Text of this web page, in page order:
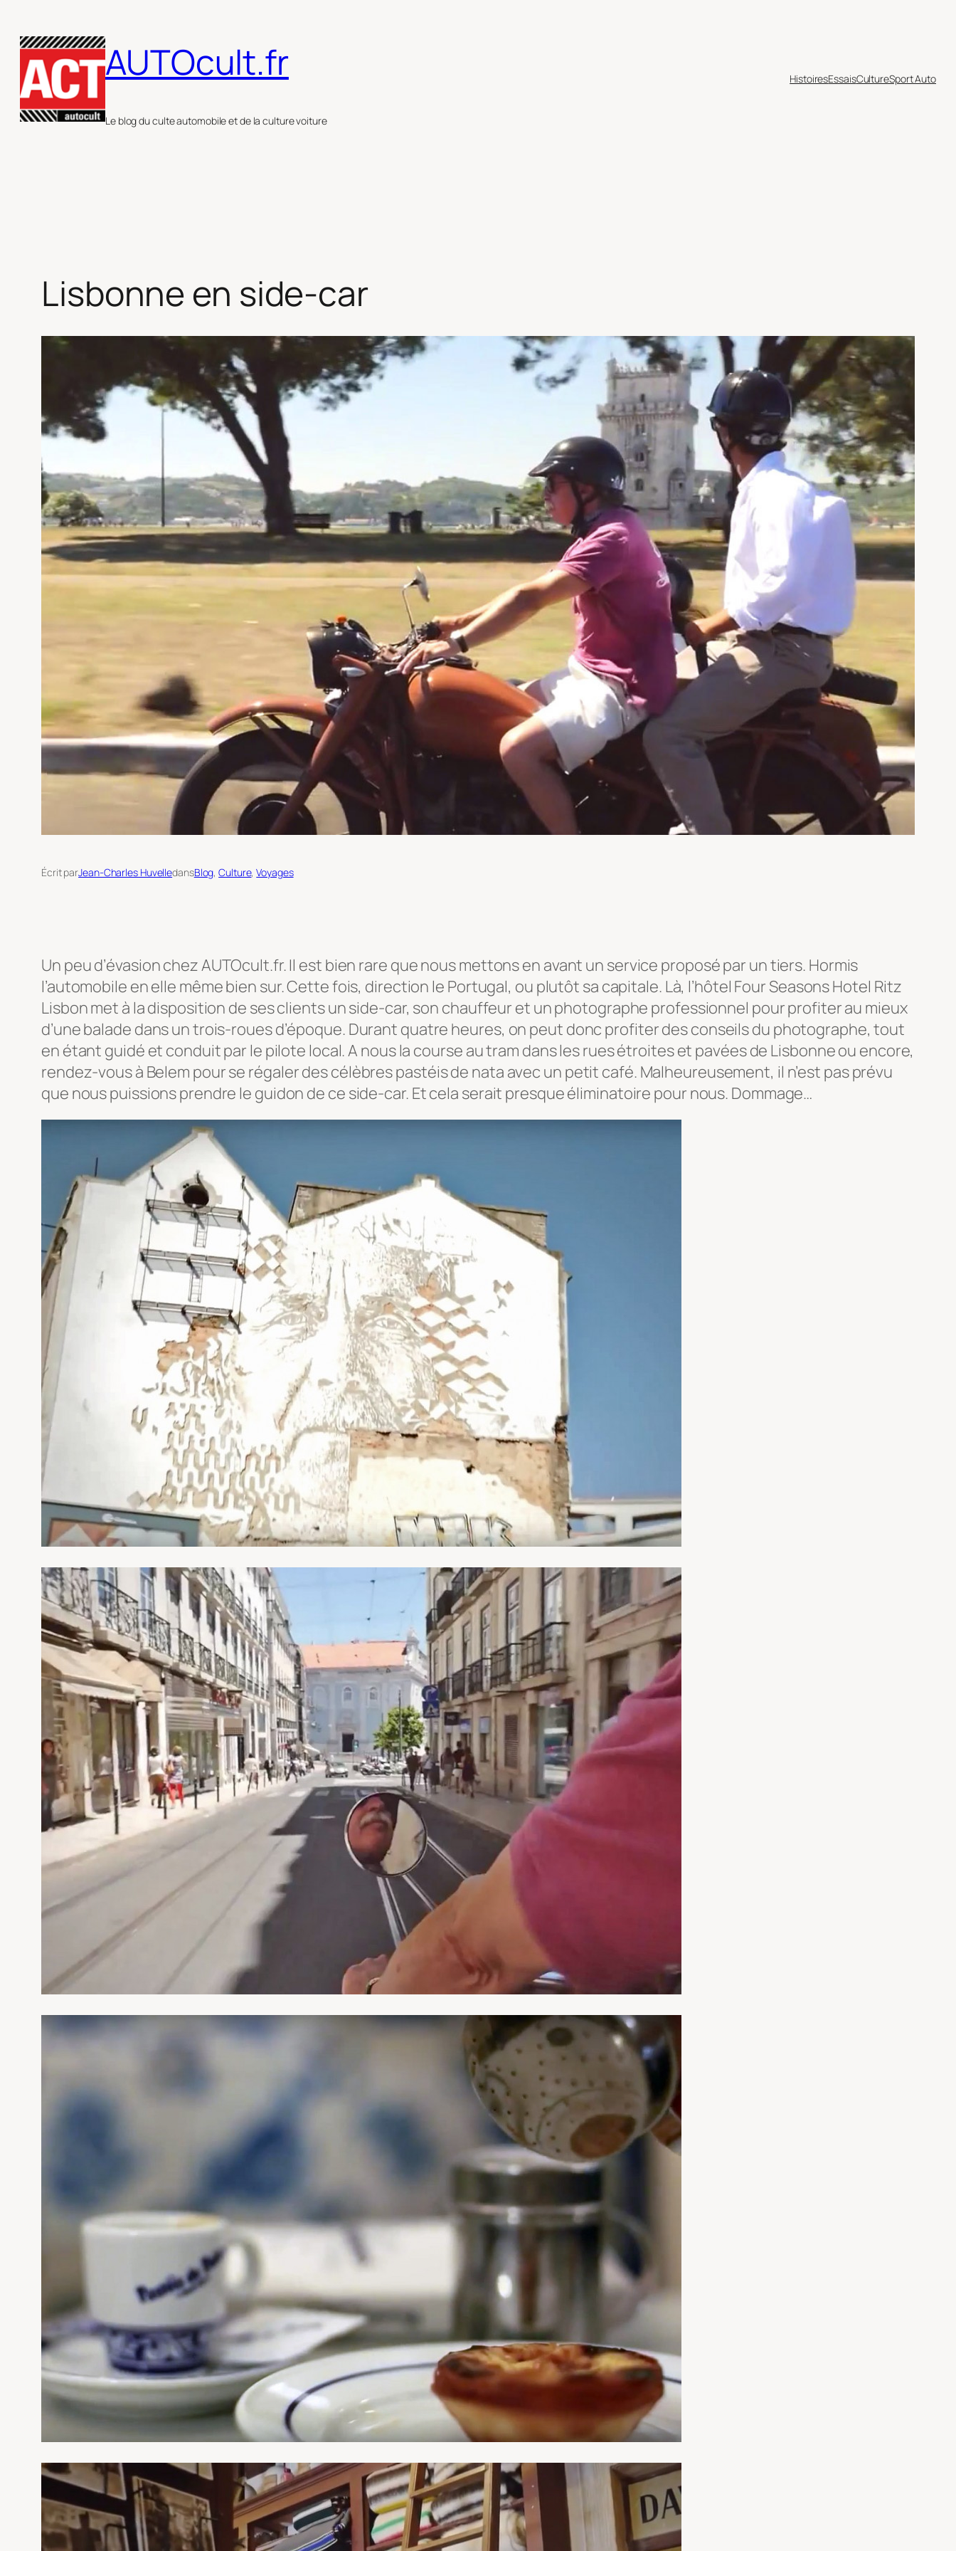
au
contenu
AUTOcult.fr
Le blog du culte automobile et de la culture voiture
HistoiresEssaisCultureSport Auto
Lisbonne en side-car
Écrit parJean-Charles HuvelledansBlog, Culture, Voyages
Un peu d’évasion chez AUTOcult.fr. Il est bien rare que nous mettons en avant un service proposé par un tiers. Hormis
l’automobile en elle même bien sur. Cette fois, direction le Portugal, ou plutôt sa capitale. Là, l’hôtel Four Seasons Hotel Ritz
Lisbon met à la disposition de ses clients un side-car, son chauffeur et un photographe professionnel pour profiter au mieux
d’une balade dans un trois-roues d’époque. Durant quatre heures, on peut donc profiter des conseils du photographe, tout
en étant guidé et conduit par le pilote local. A nous la course au tram dans les rues étroites et pavées de Lisbonne ou encore,
rendez-vous à Belem pour se régaler des célèbrespastéis de nata avec un petit café. Malheureusement, il n’est pas prévu
que nous puissions prendre le guidon de ce side-car. Et cela serait presque éliminatoire pour nous. Dommage…